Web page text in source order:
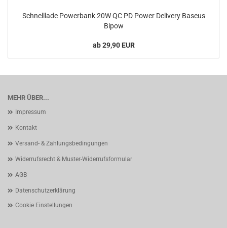
Schnelllade Powerbank 20W QC PD Power Delivery Baseus
Bipow
ab 29,90 EUR
MEHR ÜBER...
Impressum
Kontakt
Versand- & Zahlungsbedingungen
Widerrufsrecht & Muster-Widerrufsformular
AGB
Datenschutzerklärung
Cookie Einstellungen